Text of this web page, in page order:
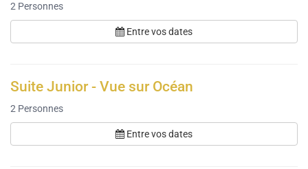
2 Personnes
Entre vos dates
Suite Junior - Vue sur Océan
2 Personnes
Entre vos dates